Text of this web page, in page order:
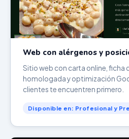
Web con alérgenos y
Sitio web con carta online, ficha
homologada y optimización
clientes te encuentren primero.
Disponible en: Profesional y